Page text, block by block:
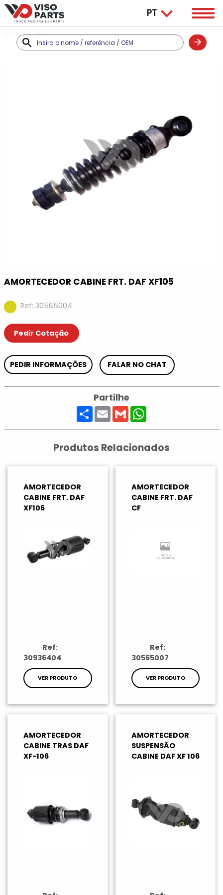
PRODUTOS DAF
AMORTECEDOR CABINE FRT. DAF XF105
Ref: 30565004
Pedir Cotação
PEDIR INFORMAÇÕES FALAR NO CHAT
Partilhe
ShareEmailGmail
Produtos Relacionados
AMORTECEDOR
CABINE FRT. DAF
XF106
Ref:
30936404
VER PRODUTO
AMORTECEDOR
CABINE FRT. DAF
CF
Ref:
30565007
VER PRODUTO
AMORTECEDOR
CABINE TRAS DAF
XF-106
AMORTECEDOR
SUSPENSÃO
CABINE DAF XF 106